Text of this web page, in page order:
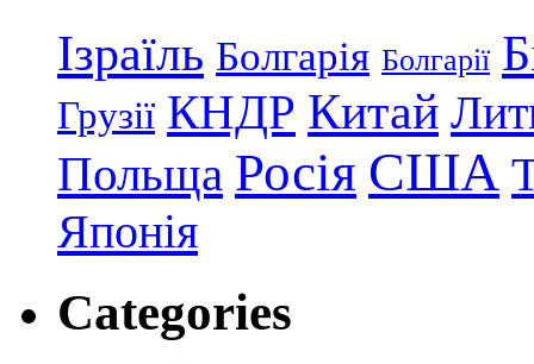
Ізраїль Болгарія Болгарії
Грузії КНДР Китай
Польща Росія США
Японія
Categories